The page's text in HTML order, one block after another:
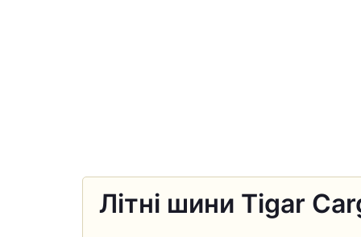
Літні шини Tigar